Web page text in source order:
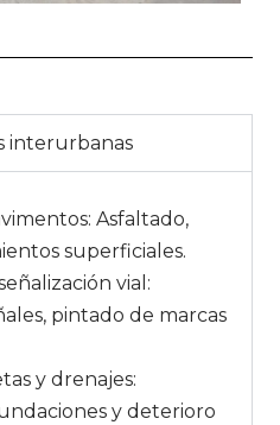
interurbanas
Asfaltado,
superficiales.
vial:
pintado de marcas
y drenajes:
y deterioro